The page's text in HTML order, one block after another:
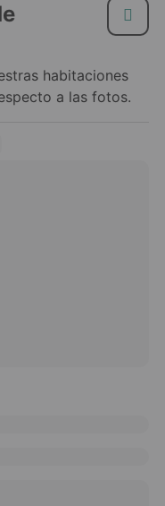
habitaciones
a las fotos.